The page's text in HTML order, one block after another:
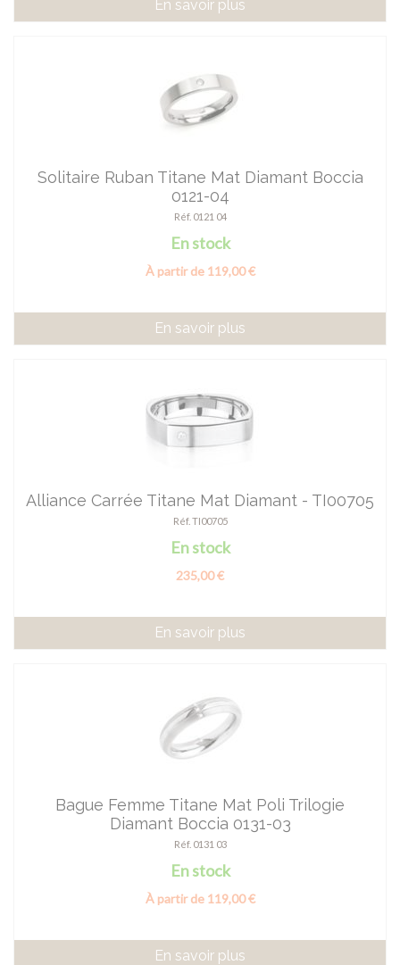
En savoir plus
Solitaire Ruban Titane Mat Diamant Boccia
0121-04
Réf. 0121 04
En stock
À partir de 119,00 €
En savoir plus
Alliance Carrée Titane Mat Diamant - TI00705
Réf. TI00705
En stock
235,00 €
En savoir plus
Bague Femme Titane Mat Poli Trilogie
Diamant Boccia 0131-03
Réf. 0131 03
En stock
À partir de 119,00 €
En savoir plus